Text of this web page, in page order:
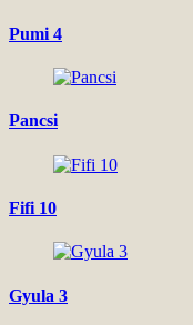
Pumi 4
Pancsi
Fifi 10
Gyula 3